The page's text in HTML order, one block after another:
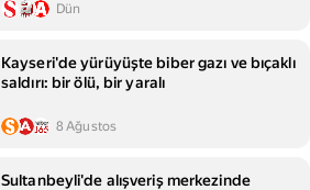
Dün
Kayseri'de yürüyüşte biber gazı ve bıçaklı
saldırı: bir ölü, bir yaralı
8 Ağustos
Sultanbeyli'de alışveriş merkezinde